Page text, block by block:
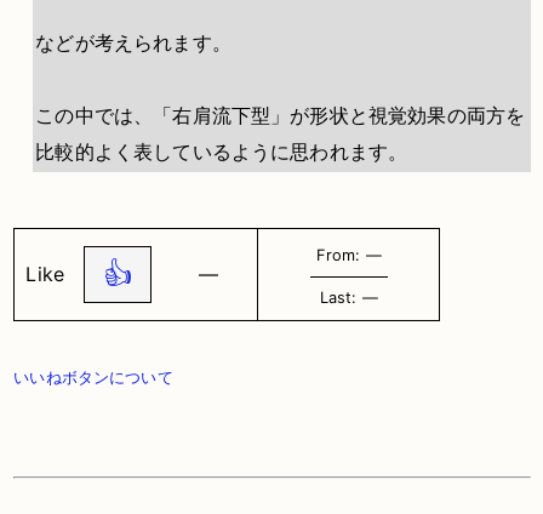
などが考えられます。
この中では、「右肩流下型」が形状と視覚効果の両方を
比較的よく表しているように思われます。
Like 👍 ―
From: ―
Last: ―
いいねボタンについて